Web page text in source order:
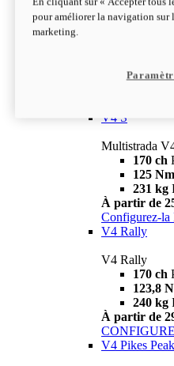
V4
229 Kg
V4 S
Multistrada
170 ch
125 Nm
231 kg
À partir de
Configurez-la
V4 Rally
V4 Rally
170 ch
123,8
240 kg
À partir de
V4 Pikes Peak
pour améliorer la navigation sur
marketing.